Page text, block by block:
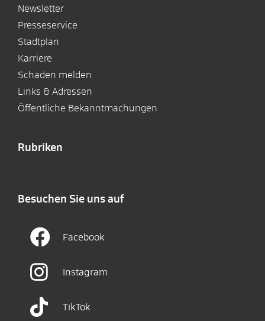
Newsletter
Presseservice
Stadtplan
Karriere
Schaden melden
Links & Adressen
Öffentliche Bekanntmachungen
Rubriken
Besuchen Sie uns auf
Facebook
Instagram
TikTok